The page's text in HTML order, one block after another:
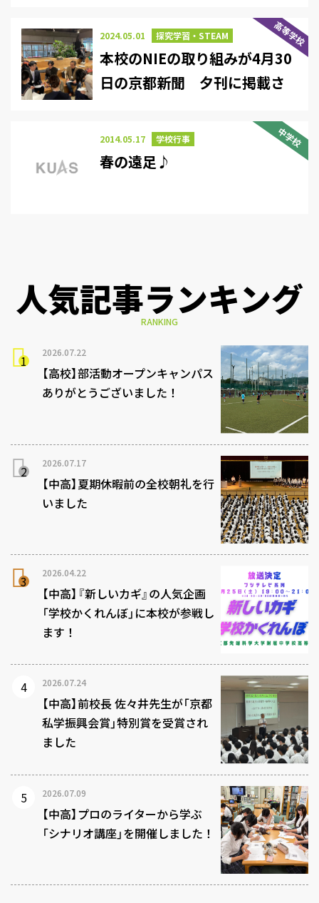
高等学校
2024.05.01 探究学習・STEAM
本校のNIEの取り組みが4月30
日の京都新聞 夕刊に掲載さ
中学校
2014.05.17 学校行事
春の遠足♪
人気記事ランキング
RANKING
2026.07.22
【高校】部活動オープンキャンパス
ありがとうございました！
2026.07.17
【中高】夏期休暇前の全校朝礼を行
いました
2026.04.22
【中高】『新しいカギ』の人気企画
「学校かくれんぼ」に本校が参戦し
ます！
2026.07.24
【中高】前校長 佐々井先生が「京都
私学振興会賞」特別賞を受賞され
ました
2026.07.09
【中高】プロのライターから学ぶ
「シナリオ講座」を開催しました！